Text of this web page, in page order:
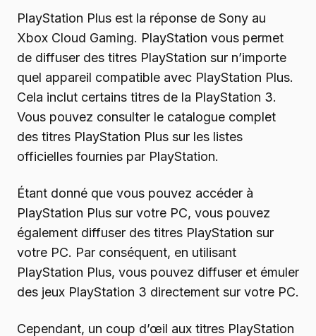
PlayStation Plus est la réponse de Sony au
Xbox Cloud Gaming. PlayStation vous permet
de diffuser des titres PlayStation sur n’importe
quel appareil compatible avec PlayStation Plus.
Cela inclut certains titres de la PlayStation 3.
Vous pouvez consulter le catalogue complet
des titres PlayStation Plus sur les listes
officielles fournies par PlayStation.
Étant donné que vous pouvez accéder à
PlayStation Plus sur votre PC, vous pouvez
également diffuser des titres PlayStation sur
votre PC. Par conséquent, en utilisant
PlayStation Plus, vous pouvez diffuser et émuler
des jeux PlayStation 3 directement sur votre PC.
Cependant, un coup d’œil aux titres PlayStation